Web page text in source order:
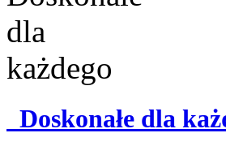
Doskonałe dla